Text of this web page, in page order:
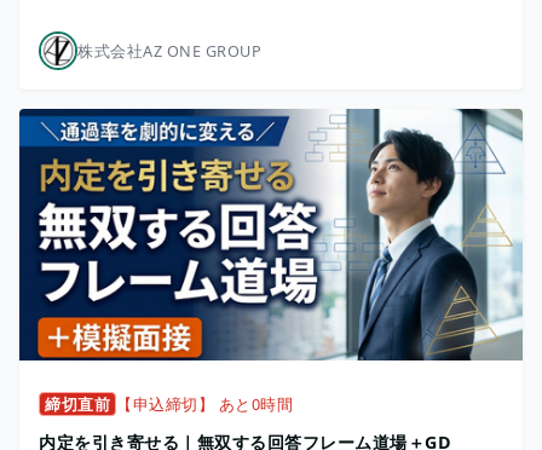
株式会社AZ ONE GROUP
締切直前 【申込締切】 あと0時間
内定を引き寄せる｜無双する回答フレーム道場＋GD